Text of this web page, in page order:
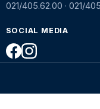
021/405.62.00 · 021/
SOCIAL MEDIA